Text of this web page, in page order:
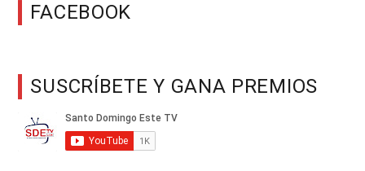
FACEBOOK
SUSCRÍBETE Y GANA PREMIOS